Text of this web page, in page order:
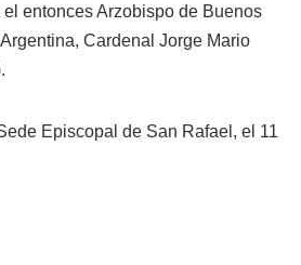
entonces Arzobispo de Buenos
Cardenal Jorge Mario
Episcopal de San Rafael, el 11